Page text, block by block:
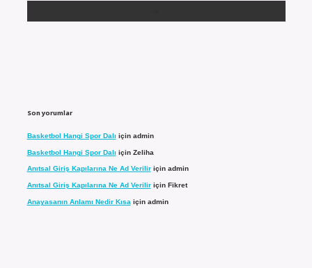
Son yorumlar
Basketbol Hangi Spor Dalı için admin
Basketbol Hangi Spor Dalı için Zeliha
Anıtsal Giriş Kapılarına Ne Ad Veriliriçin admin
Anıtsal Giriş Kapılarına Ne Ad Veriliriçin Fikret
Anayasanın Anlamı Nedir Kısa için admin